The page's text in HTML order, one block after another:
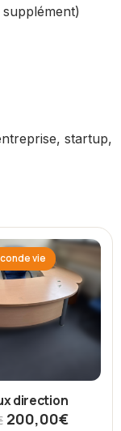
startup,
vie
direction
200,00€